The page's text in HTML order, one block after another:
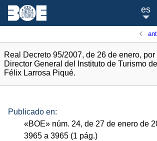
es
Real Decreto 95/2007, de 26 de enero,
Director General del Instituto de Turismo
Félix Larrosa Piqué.
Publicado en:
«BOE» núm. 24, de 27 de enero de
3965 a 3965 (1 pág.)